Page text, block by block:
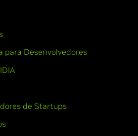
para Desenvolvedores
de Startups